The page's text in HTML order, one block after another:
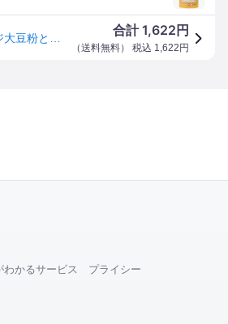
合計1,622 円
（送料無料） 税込 1,622 円
わかるサービス プライシー